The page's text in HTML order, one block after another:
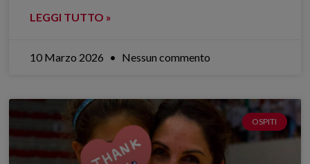
LEGGI TUTTO »
10 Marzo 2026 Nessun commento
OSPITI